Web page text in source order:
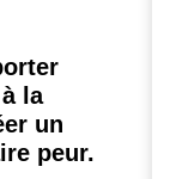
la
un
peur.